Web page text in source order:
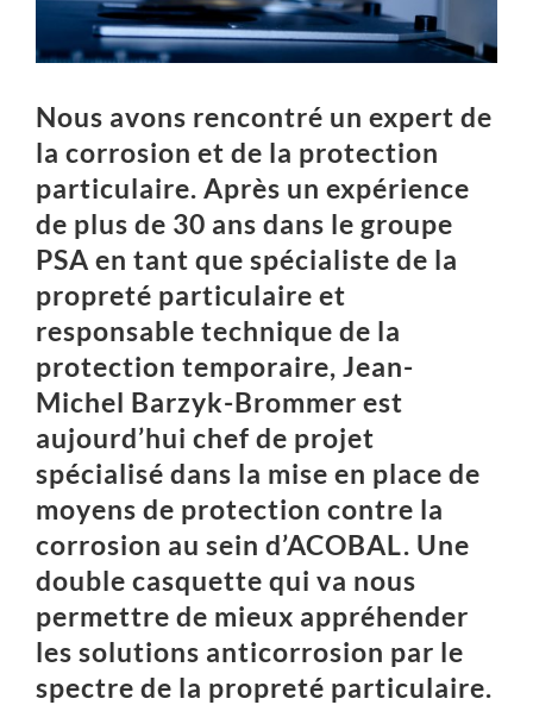
Nous avons rencontré un expert de
la corrosion et de la protection
particulaire. Après un expérience
de plus de 30 ans dans le groupe
PSA en tant que spécialiste de la
propreté particulaire et
responsable technique de la
protection temporaire, Jean-
Michel Barzyk-Brommer est
aujourd’hui chef de projet
spécialisé dans la mise en place de
moyens de protection contre la
corrosion au sein d’ACOBAL. Une
double casquette qui va nous
permettre de mieux appréhender
les solutions anticorrosion par le
spectre de la propreté particulaire.